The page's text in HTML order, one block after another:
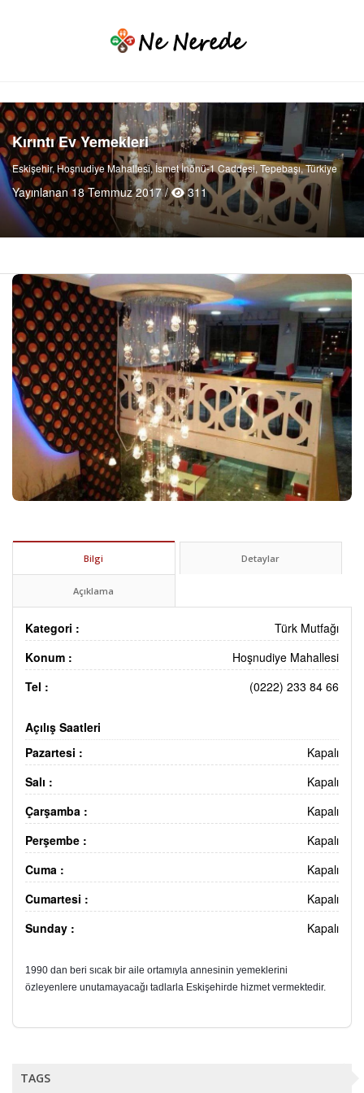
Kırıntı Ev Yemekleri
Eskişehir, Hoşnudiye Mahallesi, İsmet İnönü-1 Caddesi, Tepebaşı, Türkiye
Yayınlanan 18 Temmuz 2017 / 311
Bilgi Detaylar
Açıklama
Kategori :
Türk Mutfağı
Konum :
Hoşnudiye Mahallesi
Tel :
(0222) 233 84 66
Açılış Saatleri
Pazartesi :
Kapalı
Salı :
Kapalı
Çarşamba :
Kapalı
Perşembe :
Kapalı
Cuma :
Kapalı
Cumartesi :
Kapalı
Sunday :
Kapalı
1990 dan beri sıcak bir aile ortamıyla annesinin yemeklerini
özleyenlere unutamayacağı tadlarla Eskişehirde hizmet vermektedir.
TAGS